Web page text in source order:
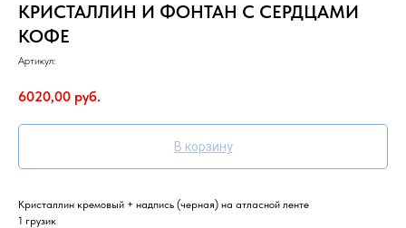
КРИСТАЛЛИН И ФОНТАН С СЕРДЦАМИ
КОФЕ
Артикул:
6020,00 руб.
В корзину
Кристаллин кремовый + надпись (черная) на атласной ленте
1 грузик